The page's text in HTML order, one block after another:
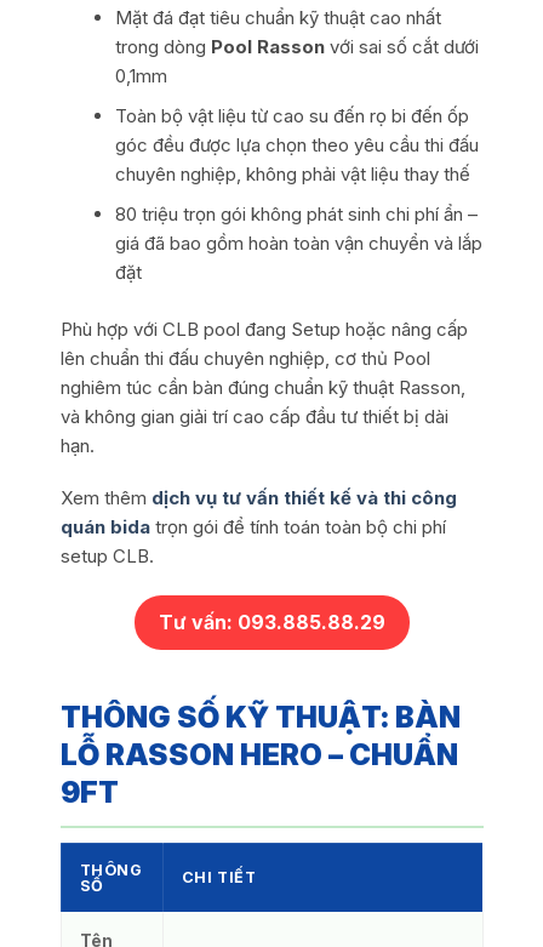
Mặt đá đạt tiêu chuẩn kỹ thuật cao nhất
trong dòng Pool Rassonvới sai số cắt dưới
0,1mm
Toàn bộ vật liệu từ cao su đến rọ bi đến ốp
góc đều được lựa chọn theo yêu cầu thi đấu
chuyên nghiệp, không phải vật liệu thay thế
80 triệu trọn gói không phát sinh chi phí ẩn –
giá đã bao gồm hoàn toàn vận chuyển và lắp
đặt
Phù hợp với CLB pool đang Setup hoặc nâng cấp
lên chuẩn thi đấu chuyên nghiệp, cơ thủ Pool
nghiêm túc cần bàn đúng chuẩn kỹ thuật Rasson,
và không gian giải trí cao cấp đầu tư thiết bị dài
hạn.
Xem thêm dịch vụ tư vấn thiết kế và thi công
quán bidatrọn gói để tính toán toàn bộ chi phí
setup CLB.
Tư vấn: 093.885.88.29
THÔNG SỐ KỸ THUẬT: BÀN
LỖ RASSON HERO – CHUẨN
9FT
THÔNG
SỐ
CHI TIẾT
Tên